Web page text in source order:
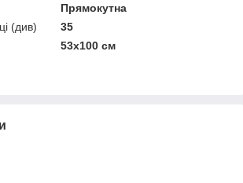
Прямокутна
(див)
35
53х100 см